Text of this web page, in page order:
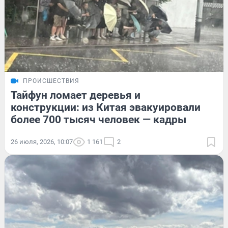
ПРОИСШЕСТВИЯ
Тайфун ломает деревья и
конструкции: из Китая эвакуировали
более 700 тысяч человек — кадры
26 июля, 2026, 10:07 1 161 2